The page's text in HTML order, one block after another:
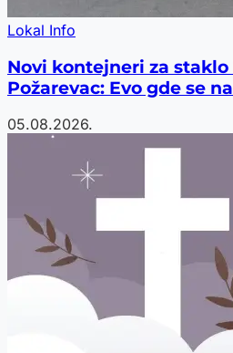
Lokal Info
Novi kontejneri za
Požarevac: Evo gde se
05.08.2026.